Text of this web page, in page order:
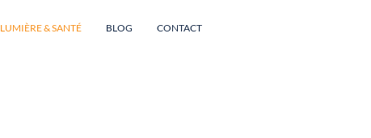
LUMIÈRE & SANTÉ BLOG CONTACT